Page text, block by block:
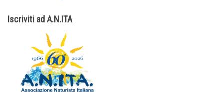
Iscriviti ad A.N.ITA